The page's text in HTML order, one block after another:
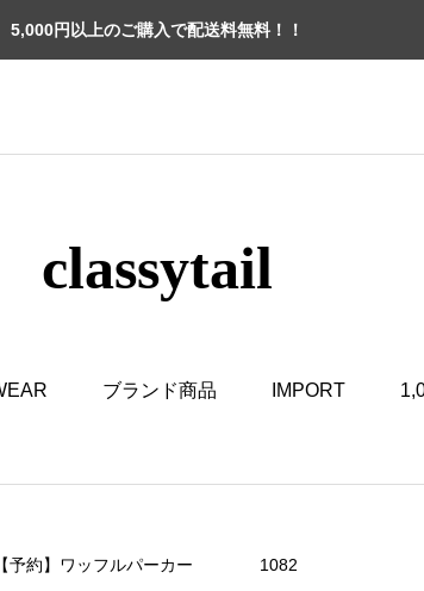
5,000円以上のご購入で配送料無料！！
classytail
ブランド商品 IMPORT
【予約】ワッフルパーカー 1082